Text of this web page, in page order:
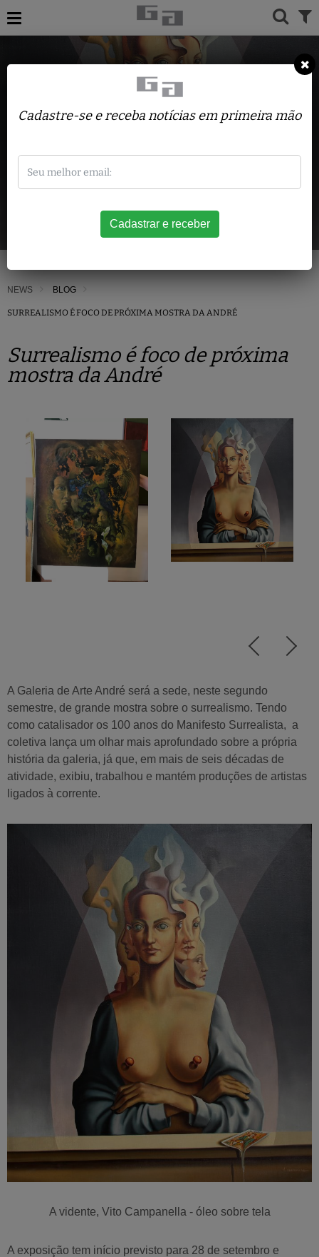
NEWS BLOG
SURREALISMO É FOCO DE PRÓXIMA MOSTRA DA ANDRÉ
Surrealismo é foco de próxima
mostra da André
A Galeria de Arte André será a sede, neste segundo
semestre, de grande mostra sobre o surrealismo. Tendo
como catalisador os 100 anos do Manifesto Surrealista, a
coletiva lança um olhar mais aprofundado sobre a própria
história da galeria, já que, em mais de seis décadas de
atividade, exibiu, trabalhou e mantém produções de artistas
ligados à corrente.
A vidente, Vito Campanella - óleo sobre tela
A exposição tem início previsto para 28 de setembro e
Cadastre-se e receba notícias em primeira mão